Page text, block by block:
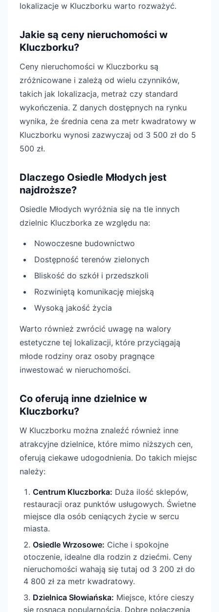
lokalizacje w Kluczborku warto rozważyć.
Jakie są ceny nieruchomości w
Kluczborku?
Ceny nieruchomości w Kluczborku są
zróżnicowane i zależą od wielu czynników,
takich jak lokalizacja, metraż czy standard
wykończenia. Z danych dostępnych na rynku
wynika, że średnia cena za metr kwadratowy w
Kluczborku wynosi zazwyczaj od 3 500 zł do 5
500 zł.
Dlaczego Osiedle Młodych jest
najdroższe?
Osiedle Młodych wyróżnia się na tle innych
dzielnic Kluczborka ze względu na:
Nowoczesne budownictwo
Dostępność terenów zielonych
Bliskość do szkół i przedszkoli
Rozwiniętą komunikację miejską
Wysoką jakość życia
Warto również zwrócić uwagę na walory
estetyczne tej lokalizacji, które przyciągają
młode rodziny oraz osoby pragnące
inwestować w nieruchomości.
Co oferują inne dzielnice w
Kluczborku?
W Kluczborku można znaleźć również inne
atrakcyjne dzielnice, które mimo niższych cen,
oferują ciekawe udogodnienia. Do takich miejsc
należy:
Centrum Kluczborka: Duża ilość sklepów,
restauracji oraz punktów usługowych. Świetne
miejsce dla osób ceniących życie w sercu
miasta.
Osiedle Wrzosowe: Ciche i spokojne
otoczenie, idealne dla rodzin z dziećmi. Ceny
nieruchomości wahają się tutaj od 3 200 zł do
4 800 zł za metr kwadratowy.
Dzielnica Słowiańska: Miejsce, które cieszy
się rosnącą popularnością. Dobre połączenia